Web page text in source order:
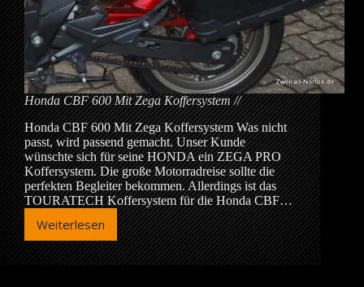
Honda CBF 600 Mit Zega Koffersystem
Honda CBF 600 Mit Zega Koffersystem Was nicht
passt, wird passend gemacht. Unser Kunde
wünschte sich für seine HONDA ein ZEGA PRO
Koffersystem. Die große Motorradreise sollte die
perfekten Begleiter bekommen. Allerdings ist das
TOURATECH Koffersystem für die Honda CBF…
Weiterlesen
Honda
600